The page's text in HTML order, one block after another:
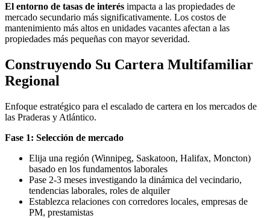
El entorno de tasas de interés impacta a las propiedades de
mercado secundario más significativamente. Los costos de
mantenimiento más altos en unidades vacantes afectan a las
propiedades más pequeñas con mayor severidad.
Construyendo Su Cartera Multifamiliar
Regional
Enfoque estratégico para el escalado de cartera en los mercados de
las Praderas y Atlántico.
Fase 1: Selección de mercado
Elija una región (Winnipeg, Saskatoon, Halifax, Moncton)
basado en los fundamentos laborales
Pase 2-3 meses investigando la dinámica del vecindario,
tendencias laborales, roles de alquiler
Establezca relaciones con corredores locales, empresas de
PM, prestamistas